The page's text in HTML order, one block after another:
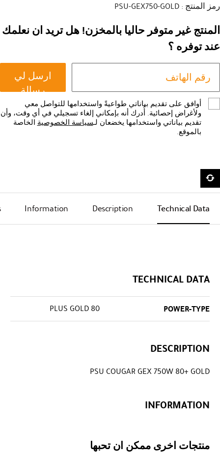
رمز المنتج : PSU-GEX750-GOLD
المنتج غير متوفر حاليا بالمخزن! هل تريد ان نعلمك
عند توفره ؟
ارسل لي
رسالة
أوافق على تقديم بياناتي طواعيةً واستخدامها للتواصل معي
ولأغراض إحصائية. أُدرك أنه بإمكاني إلغاء تسجيلي في أي وقت، وأن
تقديم بياناتي واستخدامها يخضعان لـسياسة الخصوصية الخاصة
بالموقع.
Technical Data
Description
Information
TECHNICAL DATA
POWER-TYPE
80 PLUS GOLD
DESCRIPTION
PSU COUGAR GEX 750W 80+ GOLD
INFORMATION
منتجات اخرى ممكن ان تحبها